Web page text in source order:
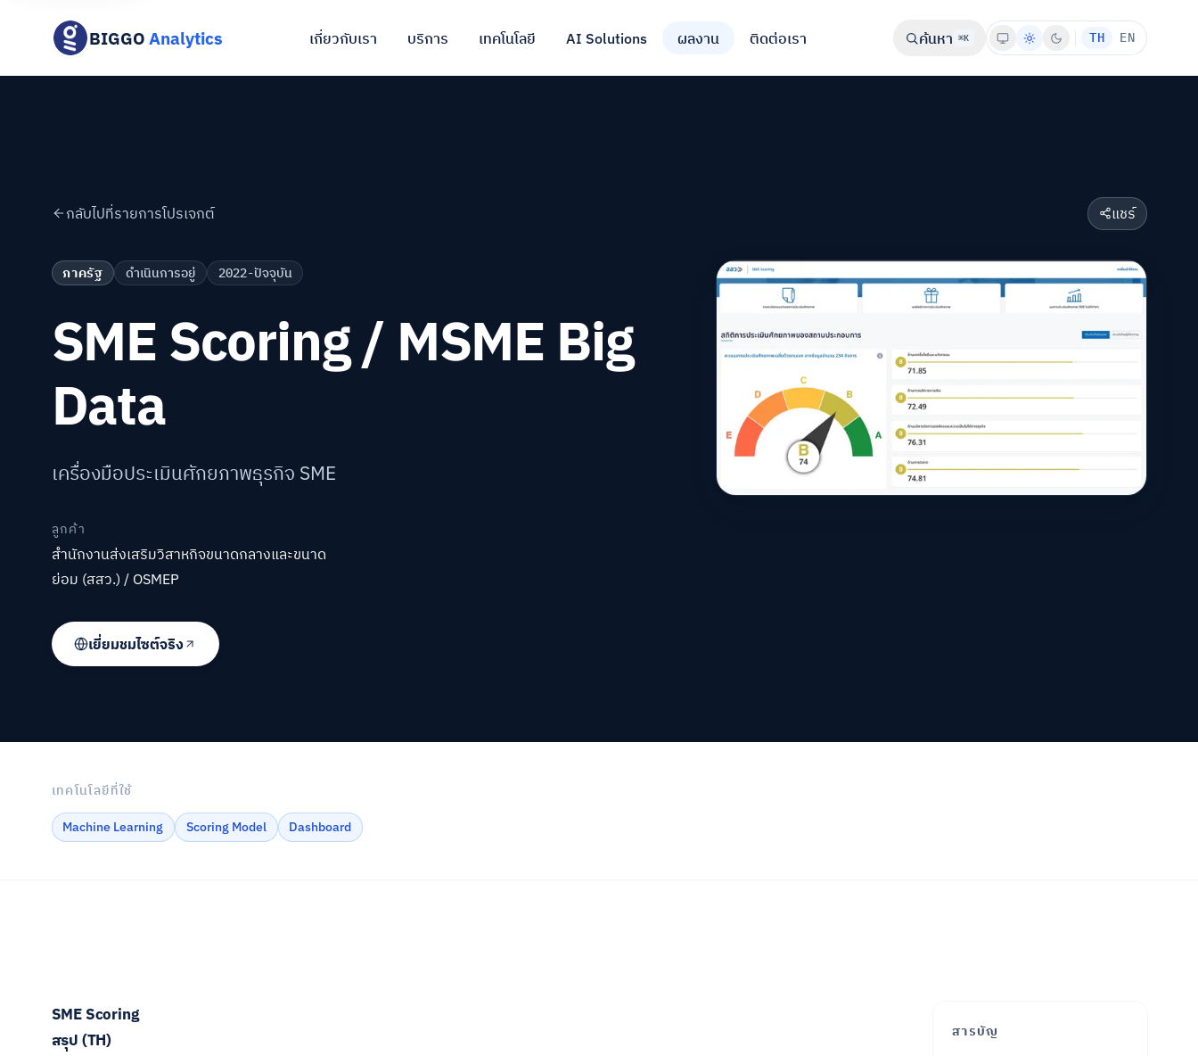
BIGGO Analytics เกี่ยวกับเรา บริการ เทคโนโลยี AI Solutions ผลงาน ติดต่อเรา ค้นหา ⌘K TH EN
กลับไปที่รายการโปรเจกต์ แชร์
ภาครัฐ ดำเนินการอยู่ 2022-ปัจจุบัน
SME Scoring / MSME Big
Data
เครื่องมือประเมินศักยภาพธุรกิจ SME
ลูกค้า
สำนักงานส่งเสริมวิสาหกิจขนาดกลางและขนาด
ย่อม (สสว.) / OSMEP
เยี่ยมชมไซต์จริง
เทคโนโลยีที่ใช้
Machine Learning Scoring Model Dashboard
SME Scoring
สรุป (TH)
สารบัญ